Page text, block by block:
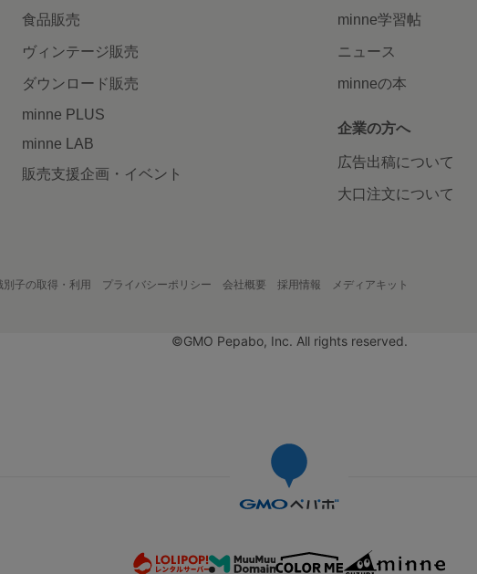
食品販売
ヴィンテージ販売
ダウンロード販売
minne PLUS
minne LAB
販売支援企画・イベント
minne学習帖
ニュース
minneの本
企業の方へ
広告出稿について
大口注文について
別子の取得・利用 プライバシーポリシー 会社概要 採用情報 メディアキット
©GMO Pepabo, Inc. All rights reserved.